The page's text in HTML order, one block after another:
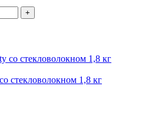
+
стекловолокном 1,8 кг